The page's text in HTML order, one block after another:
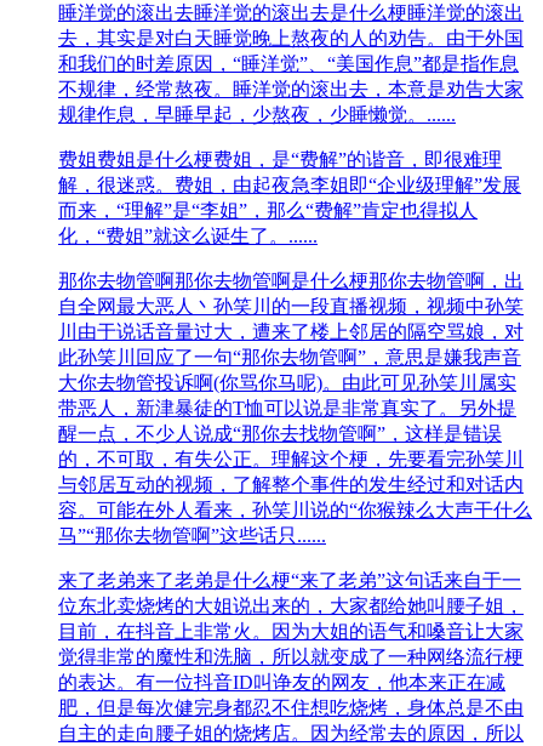
睡洋觉的滚出去睡洋觉的滚出去是什么梗睡洋觉的滚出
去，其‌‌‌‌‌‌‌‌‌实是对白天睡觉晚上熬夜的人的劝告。由于外国
和我们的时差原因，“睡洋觉”、“美国作息”都是指作息
不规律，经常熬夜。睡洋觉的滚出去，本意是劝告大家
规律作息，早睡早起，少熬夜，少睡懒觉。......
费姐费姐是什么梗费姐，是“费解”的谐音，即很难理
解，很迷惑。费姐，由起夜急李姐即“企业级理解”发展
而来，“理解”是“李姐”，那么“费解”肯定也得拟人
化，“费姐”就这么诞生了。......
那你去物管啊那你去物管啊是什么梗那你去物管啊，出
自全网最大恶人丶孙笑川的一段直播视频，视频中孙笑
川由于说话音量过大，遭来了楼上邻居的隔空骂娘，对
此孙笑川回应了一句“那你去物管啊”，意思是嫌我声音
大你去物管投诉啊(你骂你马呢)。由此可见孙笑川属实
带恶人，新津暴徒的T恤可以说是非常真实了。另外提
醒一点，不少人说成“那你去找物管啊”，这样是错误
的，不可取，有失公正。理解这个梗，先要看完孙笑川
与邻居互动的视频，了解整个事件的发生经过和对话内
容。可能在外人看来，孙笑川说的“你猴辣么大声干什么
马”“那你去物管啊”这些话只......
来了老弟来了老弟是什么梗“来了老弟”这句话来自于一
位东北卖烧烤的大姐说出来的，大家都给她叫腰子姐，
目前，在抖音上非常火。因为大姐的语气和嗓音让大家
觉得非常的魔性和洗脑，所以就变成了一种网络流行梗
的表达。有一位抖音ID叫诤友的网友，他本来正在减
肥，但是每次健完身都忍不住想吃烧烤，身体总是不由
自主的走向腰子姐的烧烤店。因为经常去的原因，所以